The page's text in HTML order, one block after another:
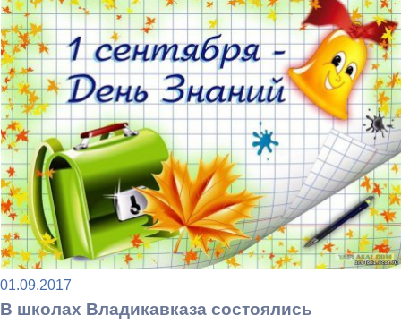
01.09.2017
В школах Владикавказа состоялись